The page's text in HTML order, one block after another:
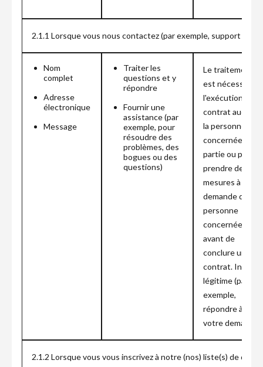
2.1.1 Lorsque vous nous contactez (par exemple, support
Nom
complet
Adresse
électronique
Message
Traiter les
questions et y
répondre
Fournir une
assistance (par
exemple, pour
résoudre des
problèmes, des
bogues ou des
questions)
Le traitement
est nécessaire à
l'exécution d'un
contrat auquel
la personne
concernée est
partie ou pour
prendre des
mesures à la
demande de la
personne
concernée
avant de
conclure un
contrat. Intérêt
légitime (par
exemple,
répondre à
votre demande).
2.1.2 Lorsque vous vous inscrivez à notre (nos) liste(s) de